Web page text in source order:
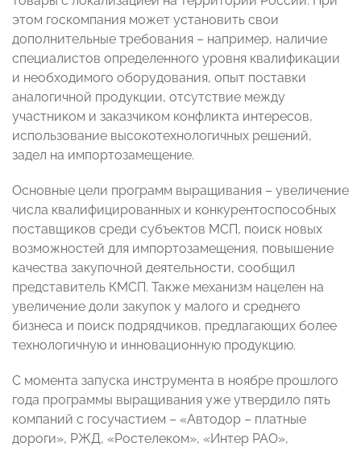
этом госкомпания может установить свои
дополнительные требования – например, наличие
специалистов определенного уровня квалификации
и необходимого оборудования, опыт поставки
аналогичной продукции, отсутствие между
участником и заказчиком конфликта интересов,
использование высокотехнологичных решений,
задел на импортозамещение.
Основные цели программ выращивания – увеличение
числа квалифицированных и конкурентоспособных
поставщиков среди субъектов МСП, поиск новых
возможностей для импортозамещения, повышение
качества закупочной деятельности, сообщил
представитель КМСП. Также механизм нацелен на
увеличение доли закупок у малого и среднего
бизнеса и поиск подрядчиков, предлагающих более
технологичную и инновационную продукцию.
С момента запуска инструмента в ноябре прошлого
года программы выращивания уже утвердило пять
компаний с госучастием – «Автодор – платные
дороги», РЖД, «Ростелеком», «Интер РАО»,